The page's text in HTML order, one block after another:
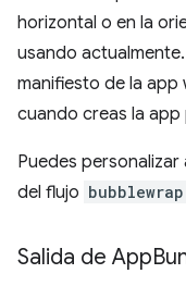
horizontal o en la
usando
manifiesto de la app
cuando creas la
Puedes
del flujo
Salida de App